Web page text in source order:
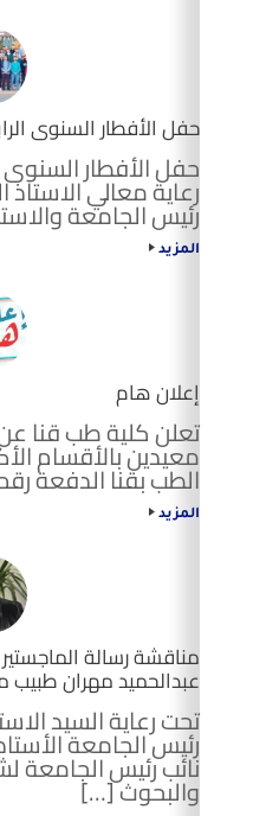
حفل الأفطار السنوى
حفل الأفطار السنوى
رعاية معالي
رئيس الجامعة
المزيد
إعلان هام
تعلن كلية طب قنا
معيدين بالأقسام
الطب بقنا الدفعة رقم ( 12
المزيد
مناقشة رسالة
عبدالحميد مهران طبيب
تحت رعاية السيد
رئيس الجامعة
نائب رئيس الجامعة
والبحوث […]